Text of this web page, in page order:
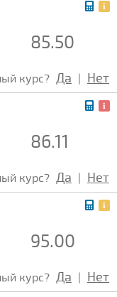
85.50
курс? Да | Нет
86.11
курс? Да | Нет
95.00
курс? Да | Нет